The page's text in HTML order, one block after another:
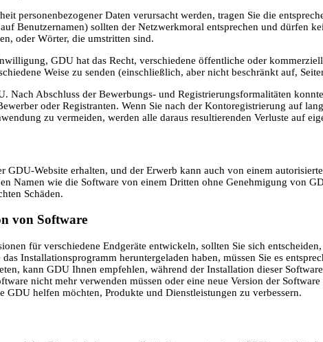
personenbezogener Daten verursacht werden, tragen Sie die
Benutzernamen) sollten der Netzwerkmoral entsprechen und dürfen
oder Wörter, die umstritten sind.
GDU hat das Recht, verschiedene öffentliche oder
Weise zu senden (einschließlich, aber nicht beschränkt auf,
Nach Abschluss der Bewerbungs- und Registrierungsformalitäten
oder Registranten. Wenn Sie nach der Kontoregistrierung auf
zu vermeiden, werden alle daraus resultierenden Verluste auf
GDU-Website erhalten, und der Erwerb kann auch von einem
Namen wie die Software von einem Dritten ohne Genehmigung von
Schäden.
von Software
für verschiedene Endgeräte entwickeln, sollten Sie sich
Installationsprogramm heruntergeladen haben, müssen Sie es
kann GDU Ihnen empfehlen, während der Installation dieser
nicht mehr verwenden müssen oder eine neue Version der
GDU helfen möchten, Produkte und Dienstleistungen zu verbessern.